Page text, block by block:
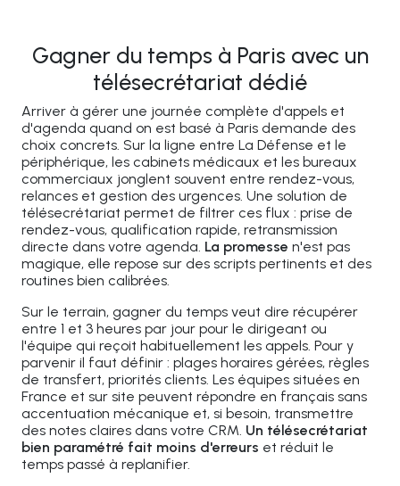
Gagner du temps à Paris avec un
télésecrétariat dédié
Arriver à gérer une journée complète d'appels et
d'agenda quand on est basé à Paris demande des
choix concrets. Sur la ligne entre La Défense et le
périphérique, les cabinets médicaux et les bureaux
commerciaux jonglent souvent entre rendez-vous,
relances et gestion des urgences. Une solution de
télésecrétariat permet de filtrer ces flux : prise de
rendez-vous, qualification rapide, retransmission
directe dans votre agenda. La promesse n'est pas
magique, elle repose sur des scripts pertinents et des
routines bien calibrées.
Sur le terrain, gagner du temps veut dire récupérer
entre 1 et 3 heures par jour pour le dirigeant ou
l'équipe qui reçoit habituellement les appels. Pour y
parvenir il faut définir : plages horaires gérées, règles
de transfert, priorités clients. Les équipes situées en
France et sur site peuvent répondre en français sans
accentuation mécanique et, si besoin, transmettre
des notes claires dans votre CRM. Un télésecrétariat
bien paramétré fait moins d'erreurs et réduit le
temps passé à replanifier.